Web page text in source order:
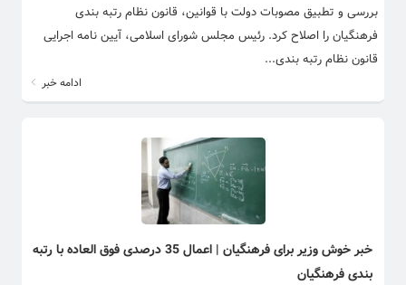
بررسی و تطبیق مصوبات دولت با قوانین، قانون نظام رتبه بندی
فرهنگیان را اصلاح کرد. رئیس مجلس شورای اسلامی، آیین نامه اجرایی
قانون نظام رتبه بندی...
ادامه خبر
خبر خوش وزیر برای فرهنگیان | اعمال 35 درصدی فوق العاده با رتبه
بندی فرهنگیان